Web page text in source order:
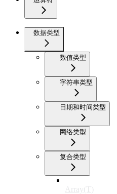
数据类型
数值类型
字符串类型
日期和时间类型
网络类型
复合类型
Array(T)